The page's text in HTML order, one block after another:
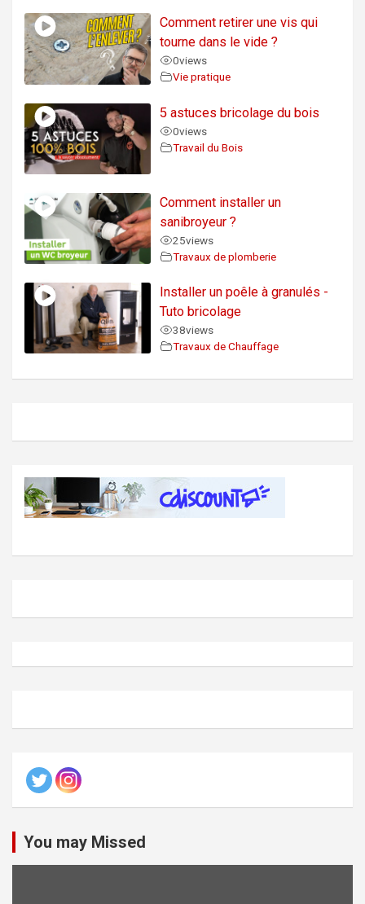
Comment retirer une vis qui
tourne dans le vide ?
0views
Vie pratique
5 astuces bricolage du bois
0views
Travail du Bois
Comment installer un
sanibroyeur ?
25views
Travaux de plomberie
Installer un poêle à granulés -
Tuto bricolage
38views
Travaux de Chauffage
You may Missed